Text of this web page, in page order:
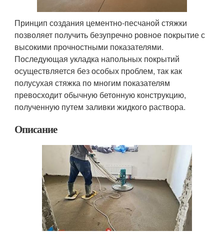
Принцип создания цементно-песчаной стяжки
позволяет получить безупречно ровное покрытие с
высокими прочностными показателями.
Последующая укладка напольных покрытий
осуществляется без особых проблем, так как
полусухая стяжка по многим показателям
превосходит обычную бетонную конструкцию,
полученную путем заливки жидкого раствора.
Описание